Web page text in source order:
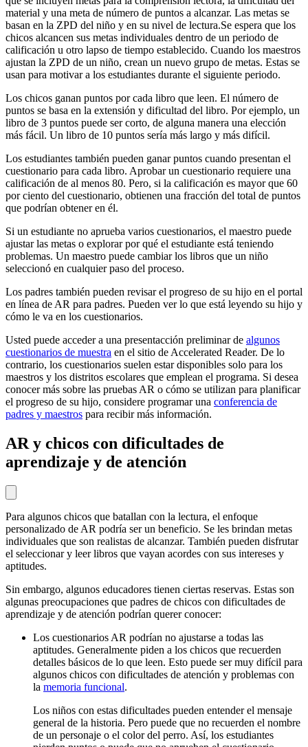
material y una meta de número de puntos a alcanzar. Las metas se
basan en la ZPD del niño y en su nivel de lectura.Se espera que los
chicos alcancen sus metas individuales dentro de un periodo de
calificación u otro lapso de tiempo establecido. Cuando los maestros
ajustan la ZPD de un niño, crean un nuevo grupo de metas. Estas se
usan para motivar a los estudiantes durante el siguiente periodo.
Los chicos ganan puntos por cada libro que leen. El número de
puntos se basa en la extensión y dificultad del libro. Por ejemplo, un
libro de 3 puntos puede ser corto, de alguna manera una elección
más fácil. Un libro de 10 puntos sería más largo y más difícil.
Los estudiantes también pueden ganar puntos cuando presentan el
cuestionario para cada libro. Aprobar un cuestionario requiere una
calificación de al menos 80. Pero, si la calificación es mayor que 60
por ciento del cuestionario, obtienen una fracción del total de puntos
que podrían obtener en él.
Si un estudiante no aprueba varios cuestionarios, el maestro puede
ajustar las metas o explorar por qué el estudiante está teniendo
problemas. Un maestro puede cambiar los libros que un niño
seleccionó en cualquier paso del proceso.
Los padres también pueden revisar el progreso de su hijo en el portal
en línea de AR para padres. Pueden ver lo que está leyendo su hijo y
cómo le va en los cuestionarios.
Usted puede acceder a una presentacción preliminar de algunos
cuestionarios de muestra en el sitio de Accelerated Reader. De lo
contrario, los cuestionarios suelen estar disponibles solo para los
maestros y los distritos escolares que emplean el programa. Si desea
conocer más sobre las pruebas AR o cómo se utilizan para planificar
el progreso de su hijo, considere programar una conferencia de
padres y maestros para recibir más información.
AR y chicos con dificultades de
aprendizaje y de atención
Para algunos chicos que batallan con la lectura, el enfoque
personalizado de AR podría ser un beneficio. Se les brindan metas
individuales que son realistas de alcanzar. También pueden disfrutar
el seleccionar y leer libros que vayan acordes con sus intereses y
aptitudes.
Sin embargo, algunos educadores tienen ciertas reservas. Estas son
algunas preocupaciones que padres de chicos con dificultades de
aprendizaje y de atención podrían querer conocer:
Los cuestionarios AR podrían no ajustarse a todas las
aptitudes. Generalmente piden a los chicos que recuerden
detalles básicos de lo que leen. Esto puede ser muy difícil para
algunos chicos con dificultades de atención y problemas con
la memoria funcional.
Los niños con estas dificultades pueden entender el mensaje
general de la historia. Pero puede que no recuerden el nombre
de un personaje o el color del perro. Así, los estudiantes